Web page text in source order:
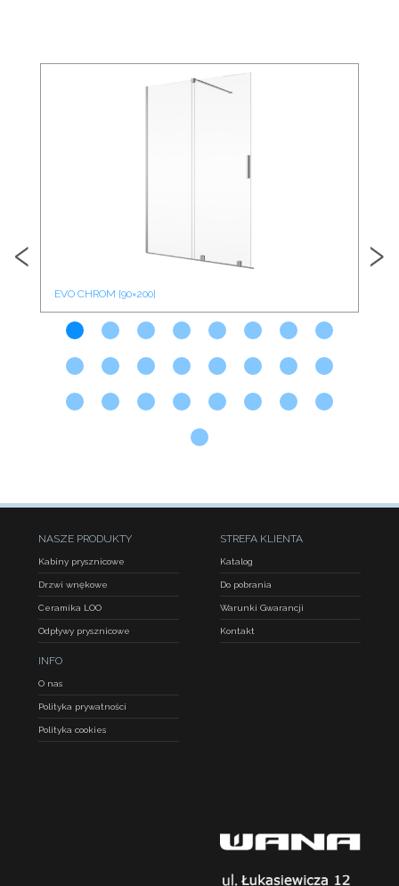
EVO CHROM [90×200]
‹ ›
NASZE PRODUKTY
Kabiny prysznicowe
Drzwi wnękowe
Ceramika LOO
Odpływy prysznicowe
STREFA KLIENTA
Katalog
Do pobrania
Warunki Gwarancji
Kontakt
INFO
O nas
Polityka prywatności
Polityka cookies